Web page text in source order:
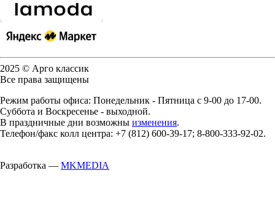
2025 © Арго классик
Все права защищены
Режим работы офиса: Понедельник - Пятница с 9-00 до 17-00.
Суббота и Воскресенье - выходной.
В праздничные дни возможны изменения.
Телефон/факс колл центра: +7 (812) 600-39-17; 8-800-333-92-02.
Разработка — MKMEDIA